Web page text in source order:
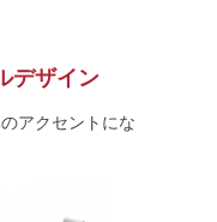
デザイン
アクセントにな